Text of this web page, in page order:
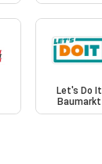
Let's Do It
Baumarkt